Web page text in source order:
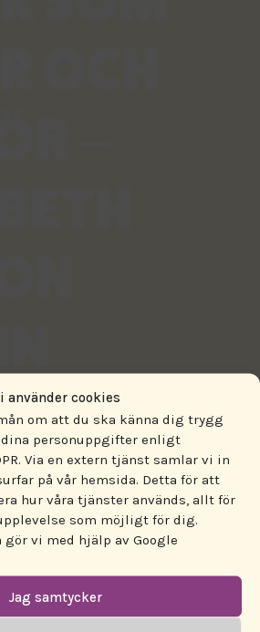
använder cookies
om att du ska känna dig trygg
personuppgifter enligt
Via en extern tjänst samlar vi in
på vår hemsida. Detta för att
hur våra tjänster används, allt för
som möjligt för dig.
vi med hjälp av Google
Jag samtycker
2018, 11.30-13.00
KATEGORI:
I år är det 20 år